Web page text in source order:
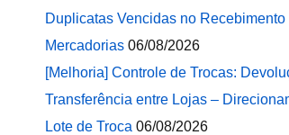
Duplicatas Vencidas no Recebimento
Mercadorias 06/08/2026
[Melhoria] Controle de Trocas:
Transferência entre Lojas –
Lote de Troca 06/08/2026